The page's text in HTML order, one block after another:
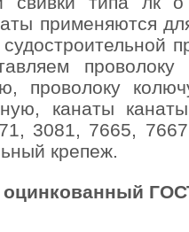
применяются
проволоку
канаты
3081, 7665,
крепеж.